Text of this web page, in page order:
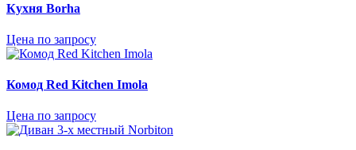
Кухня Borha
Цена по запросу
Комод Red Kitchen Imola
Цена по запросу